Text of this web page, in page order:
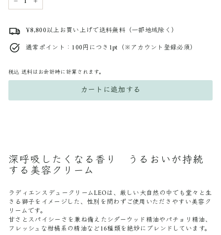
− +
¥8,800以上お買い上げで送料無料（一部地域除く）
通常ポイント：100円につき1pt（※アカウント登録必須）
税込 送料はお会計時に計算されます。
カートに追加する
深呼吸したくなる香り うるおいが持続
する美容クリーム
ラディエンスデュークリームLEOは、厳しい大自然の中でも堂々と生
きる獅子をイメージした、性別を問わずご使用いただきやすい美容ク
リームです。
甘さとスパイシーさを兼ね備えたシダーウッド精油やパチョリ精油、
フレッシュな柑橘系の精油など16種類を絶妙にブレンドしています。